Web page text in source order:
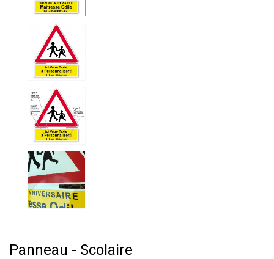
Panneau - Scolaire